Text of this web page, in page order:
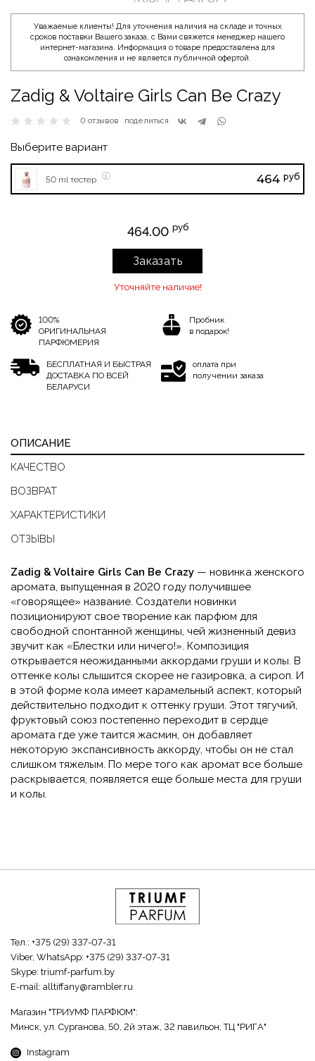
Уважаемые клиенты! Для уточнения наличия на складе и точных
сроков поставки Вашего заказа, с Вами свяжется менеджер нашего
интернет-магазина. Информация о товаре предоставлена для
ознакомления и не является публичной офертой.
Zadig & Voltaire Girls Can Be Crazy
0 отзывов поделиться
Выберите вариант
50 ml тестер 464 руб
464.00 руб
Заказать
Уточняйте наличие!
100%
ОРИГИНАЛЬНАЯ
ПАРФЮМЕРИЯ
Пробник
в подарок!
БЕСПЛАТНАЯ И БЫСТРАЯ
ДОСТАВКА ПО ВСЕЙ
БЕЛАРУСИ
оплата при
получении заказа
ОПИСАНИЕ
КАЧЕСТВО
ВОЗВРАТ
ХАРАКТЕРИСТИКИ
ОТЗЫВЫ
Zadig & Voltaire Girls Can Be Crazy — новинка женского
аромата, выпущенная в 2020 году получившее
«говорящее» название. Создатели новинки
позиционируют свое творение как парфюм для
свободной спонтанной женщины, чей жизненный девиз
звучит как «Блестки или ничего!». Композиция
открывается неожиданными аккордами груши и колы. В
оттенке колы слышится скорее не газировка, а сироп. И
в этой форме кола имеет карамельный аспект, который
действительно подходит к оттенку груши. Этот тягучий,
фруктовый союз постепенно переходит в сердце
аромата где уже таится жасмин, он добавляет
некоторую экспансивность аккорду, чтобы он не стал
слишком тяжелым. По мере того как аромат все больше
раскрывается, появляется еще больше места для груши
и колы.
Тел.: +375 (29) 337-07-31
Viber, WhatsApp: +375 (29) 337-07-31
Skype: triumf-parfum.by
E-mail: alltiffany@rambler.ru
Магазин "ТРИУМФ ПАРФЮМ":
Минск, ул. Сурганова, 50, 2й этаж, 32 павильон, ТЦ "РИГА"
Instagram